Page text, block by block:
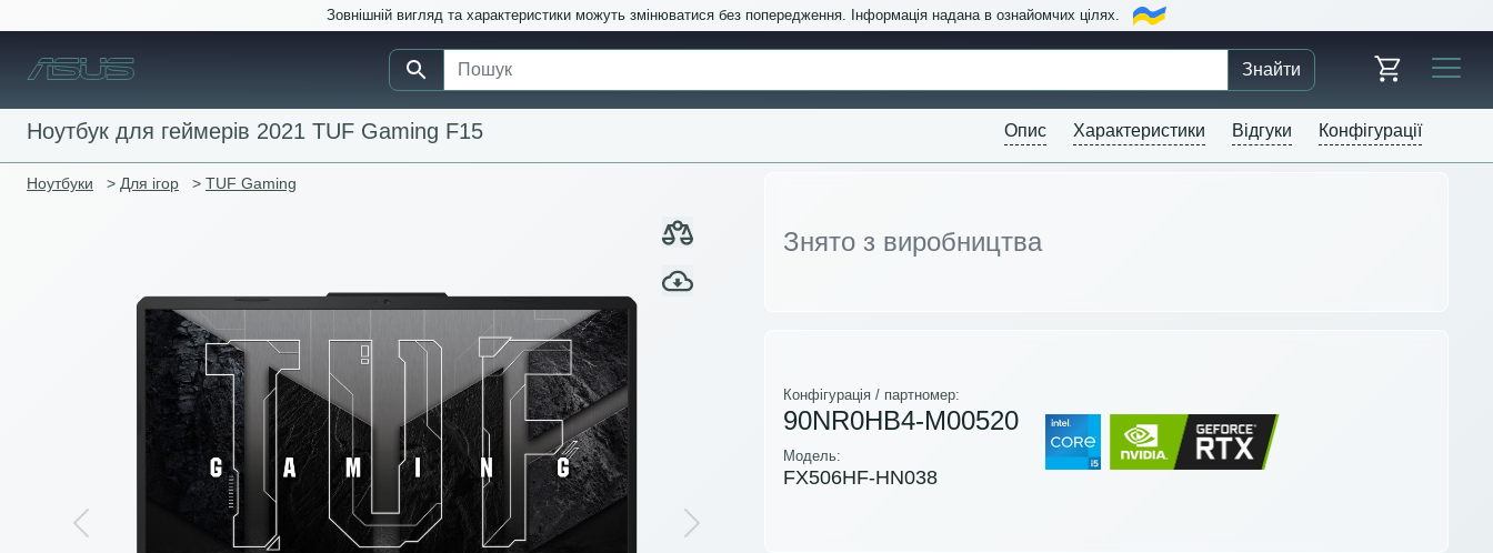
Зовнішній вигляд та характеристики можуть змінюватися без попередження. Інформація надана в ознайомчих цілях.
Знайти
Ноутбук для геймерів 2021 TUF Gaming F15 Опис Характеристики Відгуки Конфігурації
Ноутбуки > Для ігор > TUF Gaming
Previous Next
Знято з виробництва
Конфігурація / партномер:
90NR0HB4-M00520
Модель:
FX506HF-HN038